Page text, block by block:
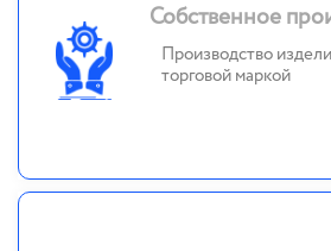
Собственное
Производство
торговой маркой